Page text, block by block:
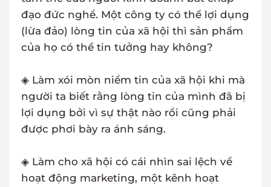
đạo đức nghề. Một công ty có thể lợi dụng
(lừa đảo) lòng tin của xã hội thì sản phẩm
của họ có thể tin tưởng hay không?
◈ Làm xói mòn niềm tin của xã hội khi mà
người ta biết rằng lòng tin của mình đã bị
lợi dụng bởi vì sự thật nào rồi cũng phải
được phơi bày ra ánh sáng.
◈ Làm cho xã hội có cái nhìn sai lệch về
hoạt động marketing, một kênh hoạt